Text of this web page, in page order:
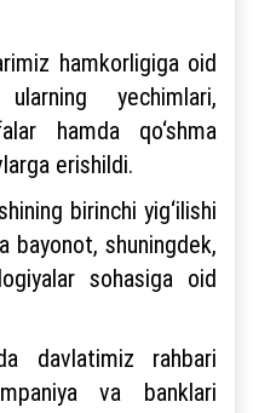
hamkorligiga oid
yechimlari,
hamda qo‘shma
erishildi.
birinchi yig‘ilishi
bayonot, shuningdek,
sohasiga oid
davlatimiz rahbari
va banklari